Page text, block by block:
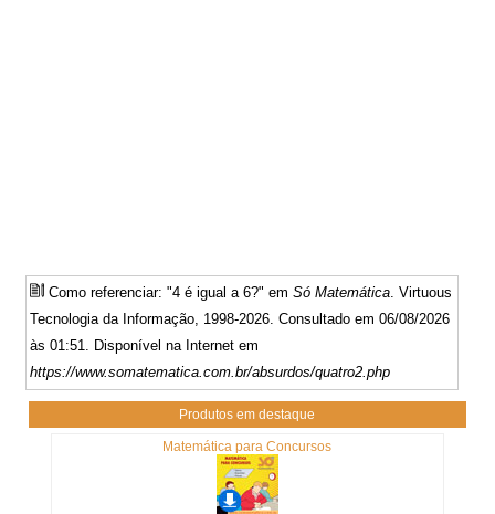
Como referenciar: "4 é igual a 6?" emSó Matemática. Virtuous
Tecnologia da Informação, 1998-2026. Consultado em 06/08/2026
às 01:51. Disponível na Internet em
https://www.somatematica.com.br/absurdos/quatro2.php
Produtos em destaque
Matemática para Concursos